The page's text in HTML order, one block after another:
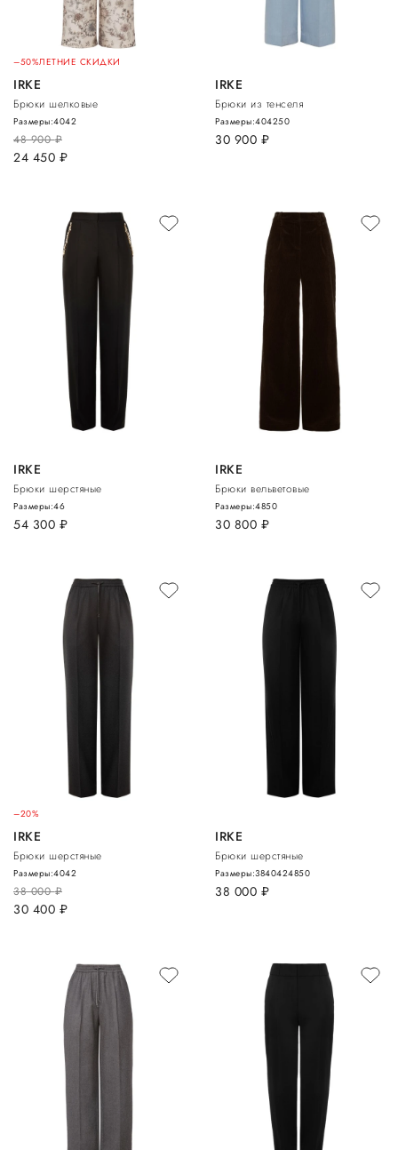
–50%ЛЕТНИЕ СКИДКИ
IRKE
Брюки шелковые
48 900руб.
24 450 руб.
Размеры:4042
IRKE
Брюки из тенселя
30 900 руб.
Размеры:404250
IRKE
Брюки шерстяные
54 300 руб.
Размеры:46
IRKE
Брюки вельветовые
30 800 руб.
Размеры:4850
–20%
IRKE
Брюки шерстяные
38 000руб.
30 400 руб.
Размеры:4042
IRKE
Брюки шерстяные
38 000 руб.
Размеры:3840424850